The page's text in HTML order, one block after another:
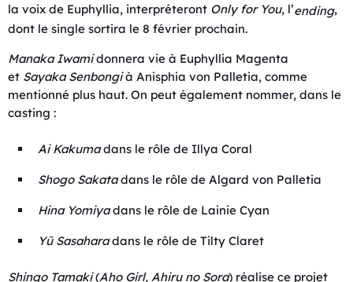
la voix de Euphyllia, interpréteront Only for You, l’ending,
dont le single sortira le 8 février prochain.
Manaka Iwamidonnera vie à Euphyllia Magenta
et Sayaka Senbongià Anisphia von Palletia, comme
mentionné plus haut. On peut également nommer, dans le
casting :
Ai Kakumadans le rôle de Illya Coral
Shogo Sakatadans le rôle de Algard von Palletia
Hina Yomiyadans le rôle de Lainie Cyan
Yū Sasaharadans le rôle de Tilty Claret
Shingo Tamaki(Aho Girl, Ahiru no Sora) réalise ce projet